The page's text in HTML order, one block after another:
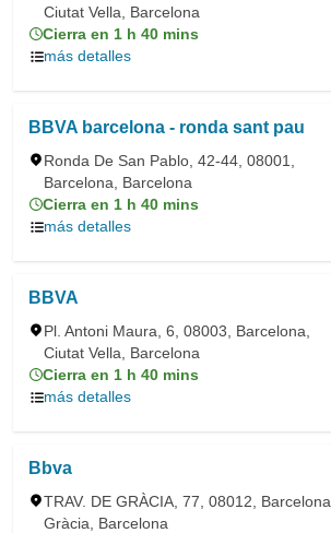
Ciutat Vella, Barcelona
Cierra en 1 h 40 mins
más detalles
BBVA barcelona - ronda sant pau
Ronda De San Pablo, 42-44, 08001,
Barcelona, Barcelona
Cierra en 1 h 40 mins
más detalles
BBVA
Pl. Antoni Maura, 6, 08003, Barcelona,
Ciutat Vella, Barcelona
Cierra en 1 h 40 mins
más detalles
Bbva
TRAV. DE GRÀCIA, 77, 08012, Barcelona,
Gràcia, Barcelona